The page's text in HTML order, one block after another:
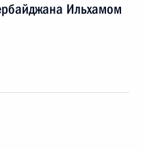
Ильхамом